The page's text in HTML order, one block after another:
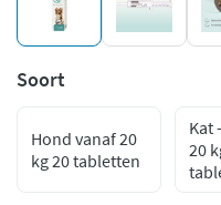
Soort
Hond vanaf 20
kg 20 tabletten
Kat
20